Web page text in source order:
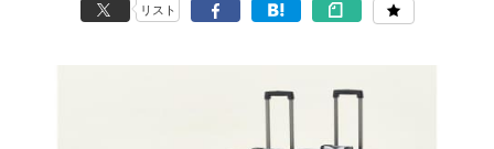
リスト